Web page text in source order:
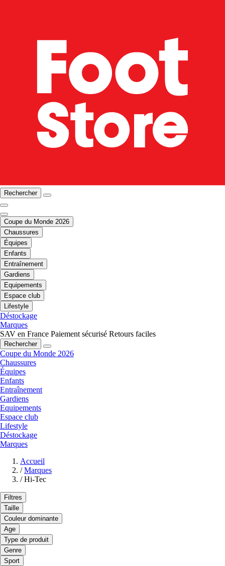
Rechercher
Coupe du Monde 2026
Chaussures
Équipes
Enfants
Entraînement
Gardiens
Equipements
Espace club
Lifestyle
Déstockage
Marques
SAV en France Paiement sécurisé Retours faciles
Rechercher
Coupe du Monde 2026
Chaussures
Équipes
Enfants
Entraînement
Gardiens
Equipements
Espace club
Lifestyle
Déstockage
Marques
Accueil
/ Marques
/ Hi-Tec
Filtres
Taille
Couleur dominante
Age
Type de produit
Genre
Sport